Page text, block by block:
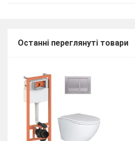
Останні переглянуті товари